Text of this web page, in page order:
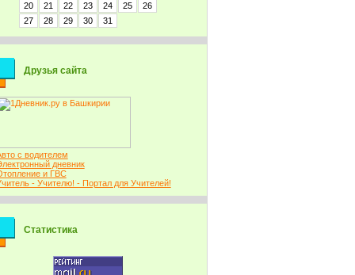
20
21 22 23 24 25
26
27
28 29 30 31
Друзья сайта
с водителем
дневник
и ГВС
- Учителю! - Портал для Учителей!
Статистика